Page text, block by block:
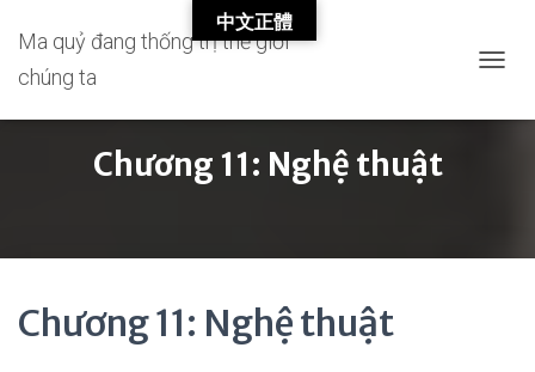
Ma quỷ đang thống trị thế giới
chúng ta
G
V
Chương 11: Nghệ thuật
Chương 11: Nghệ thuật
中文正體